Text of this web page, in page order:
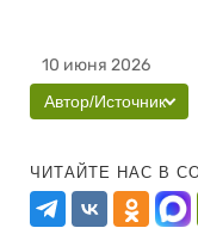
10 июня 2026
Автор/Источник
ЧИТАЙТЕ НАС В